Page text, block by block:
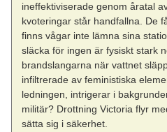
ineffektiviserade genom åratal
kvoteringar står handfallna. De
finns vågar inte lämna sina
släcka för ingen är fysiskt stark
brandslangarna när vattnet
infiltrerade av feministiska
ledningen, intrigerar i
militär? Drottning Victoria flyr
sätta sig i säkerhet.